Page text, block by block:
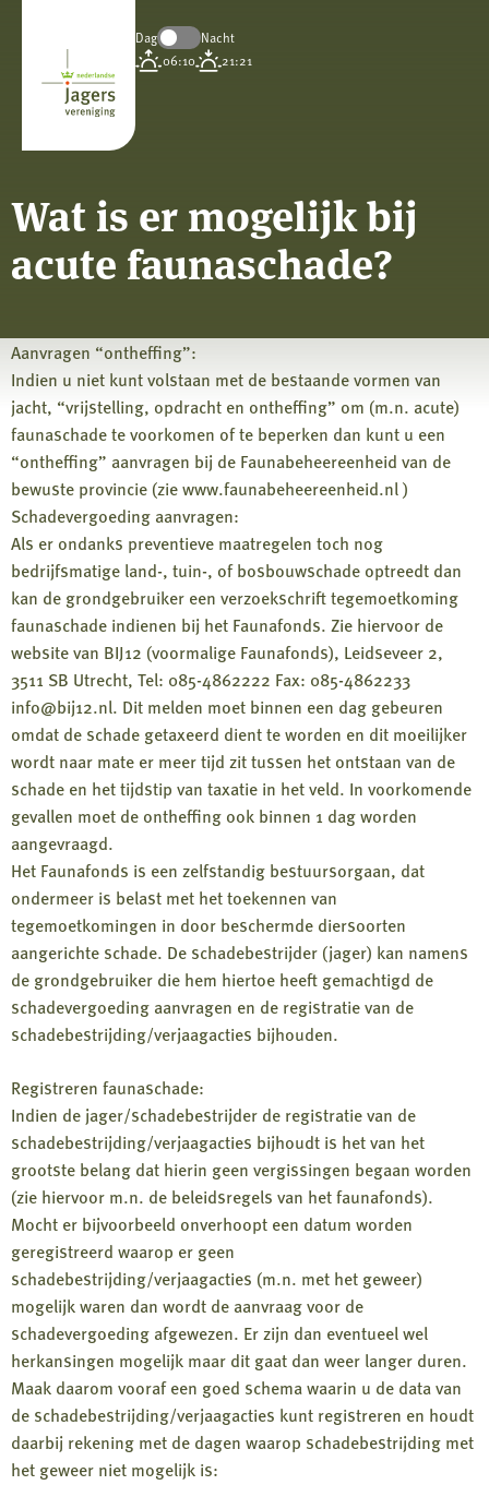
Koninklijke
Nederlandse
Jagersvereniging
Dag
Nacht
06:10
21:21
Wat is er mogelijk bij
acute faunaschade?
Aanvragen “ontheffing”:
Indien u niet kunt volstaan met de bestaande vormen van
jacht, “vrijstelling, opdracht en ontheffing” om (m.n. acute)
faunaschade te voorkomen of te beperken dan kunt u een
“ontheffing” aanvragen bij de Faunabeheereenheid van de
bewuste provincie (zie www.faunabeheereenheid.nl )
Schadevergoeding aanvragen:
Als er ondanks preventieve maatregelen toch nog
bedrijfsmatige land-, tuin-, of bosbouwschade optreedt dan
kan de grondgebruiker een verzoekschrift tegemoetkoming
faunaschade indienen bij het Faunafonds. Zie hiervoor de
website van BIJ12 (voormalige Faunafonds), Leidseveer 2,
3511 SB Utrecht, Tel: 085-4862222 Fax: 085-4862233
info@bij12.nl. Dit melden moet binnen een dag gebeuren
omdat de schade getaxeerd dient te worden en dit moeilijker
wordt naar mate er meer tijd zit tussen het ontstaan van de
schade en het tijdstip van taxatie in het veld. In voorkomende
gevallen moet de ontheffing ook binnen 1 dag worden
aangevraagd.
Het Faunafonds is een zelfstandig bestuursorgaan, dat
ondermeer is belast met het toekennen van
tegemoetkomingen in door beschermde diersoorten
aangerichte schade. De schadebestrijder (jager) kan namens
de grondgebruiker die hem hiertoe heeft gemachtigd de
schadevergoeding aanvragen en de registratie van de
schadebestrijding/verjaagacties bijhouden.
Registreren faunaschade:
Indien de jager/schadebestrijder de registratie van de
schadebestrijding/verjaagacties bijhoudt is het van het
grootste belang dat hierin geen vergissingen begaan worden
(zie hiervoor m.n. de beleidsregels van het faunafonds).
Mocht er bijvoorbeeld onverhoopt een datum worden
geregistreerd waarop er geen
schadebestrijding/verjaagacties (m.n. met het geweer)
mogelijk waren dan wordt de aanvraag voor de
schadevergoeding afgewezen. Er zijn dan eventueel wel
herkansingen mogelijk maar dit gaat dan weer langer duren.
Maak daarom vooraf een goed schema waarin u de data van
de schadebestrijding/verjaagacties kunt registreren en houdt
daarbij rekening met de dagen waarop schadebestrijding met
het geweer niet mogelijk is: